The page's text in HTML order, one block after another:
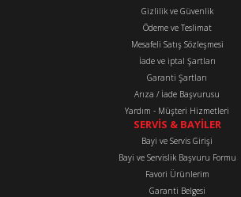
Ürün bilgilerinde hatalar bulunuyor.
Ürün fiyatı diğer sitelerden daha pahalı.
Bu ürüne benzer farklı alternatifler olmalı.
Gönder
Gizlilik ve Güvenlik
Ödeme ve Teslimat
Mesafeli Satış Sözleşmesi
İade ve iptal Şartları
Garanti Şartları
Arıza / İade Başvurusu
Yardım - Müşteri Hizmetleri
SERVİS & BAYİLER
Bayi ve Servis Girişi
Bayi ve Servislik Başvuru Formu
Favori Ürünlerim
Garanti Belgesi